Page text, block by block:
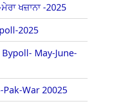
ਖਜ਼ਾਨਾ -2025
2025
May-June-
War 20025